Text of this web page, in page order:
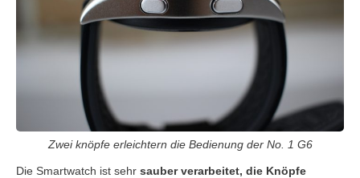
Zwei knöpfe erleichtern die Bedienung der No. 1 G6
Die Smartwatch ist sehr sauber verarbeitet, die Knöpfe